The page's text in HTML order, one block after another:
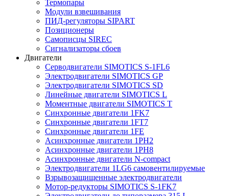
Термопары
Модули взвешивания
ПИД-регуляторы SIPART
Позиционеры
Самописцы SIREC
Сигнализаторы сбоев
Двигатели
Серводвигатели SIMOTICS S-1FL6
Электродвигатели SIMOTICS GP
Электродвигатели SIMOTICS SD
Линейные двигатели SIMOTICS L
Моментные двигатели SIMOTICS T
Синхронные двигатели 1FK7
Синхронные двигатели 1FT7
Синхронные двигатели 1FE
Асинхронные двигатели 1PH2
Асинхронные двигатели 1PH8
Асинхронные двигатели N-compact
Электродвигатели 1LG6 cамовентилируемые
Взрывозащищенные электродвигатели
Мотор-редукторы SIMOTICS S-1FK7